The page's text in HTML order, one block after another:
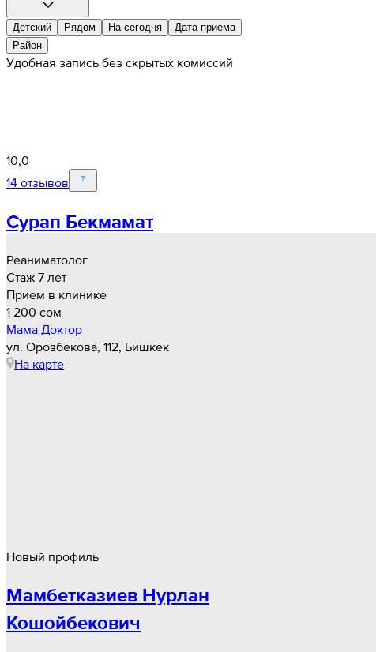
Детский Рядом На сегодня
Дата приема
Район
Удобная запись без скрытых комиссий
10,0
14 отзывов
Сурап Бекмамат
Реаниматолог
Стаж 7 лет
Прием в клинике
1 200 cом
Мама Доктор
ул. Орозбекова, 112, Бишкек
На карте
Новый профиль
Мамбетказиев Нурлан
Кошойбекович